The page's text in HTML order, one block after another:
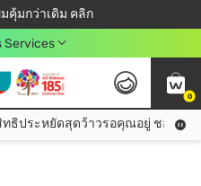
คุ้มกว่าเดิม คลิก
ลดเพิ่มจุก ๆ 10%! 🎉
มื่อชอป 499฿
คลับดียังไง?
Services
0
มีบัตรสมาชิกวัตสัน คลับรึยัง? สิทธิประหยัดสุดว้าวรอคุณอยู่ ชอปคุ้มกว่าเดิม คลิก!
ธิประหยัดสุดว้าวรอคุณอยู่ ชอปคุ้มก